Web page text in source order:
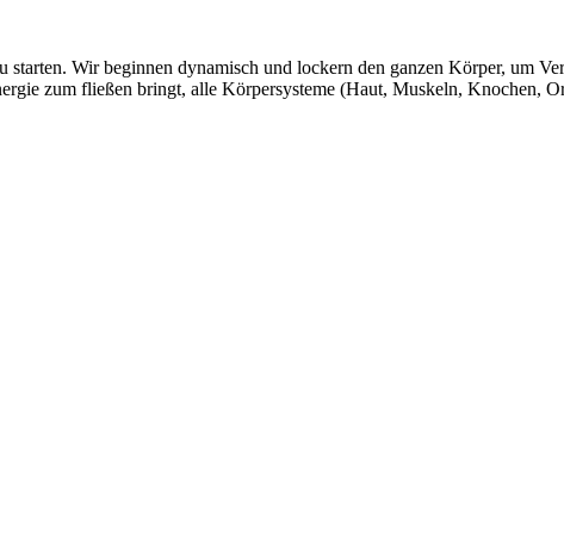
Wir beginnen dynamisch und lockern den ganzen Körper, um
zum fließen bringt, alle Körpersysteme (Haut, Muskeln,